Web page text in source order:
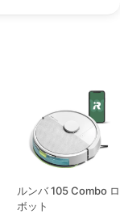
ルンバ 105 Combo ロ
ボット